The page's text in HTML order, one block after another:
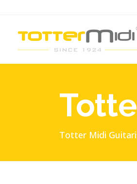
Totter Midi